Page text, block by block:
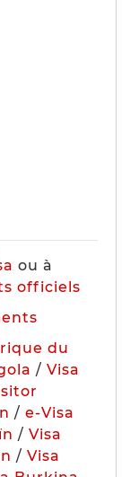
ou à
officiels
du
/ Visa
/ e-Visa
/ Visa
/ Visa